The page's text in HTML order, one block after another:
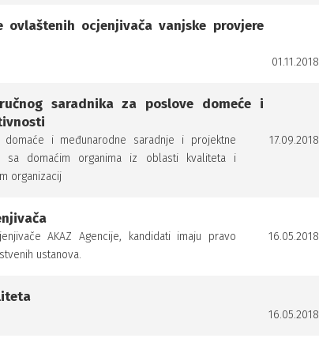
ocjenjivača vanjske provjere
01.11.2018
saradnika za poslove domeće i
i međunarodne saradnje i projektne
sa domaćim organima iz oblasti kvaliteta i
organizacij
17.09.2018
AKAZ Agencije, kandidati imaju pravo
ustanova.
16.05.2018
16.05.2018